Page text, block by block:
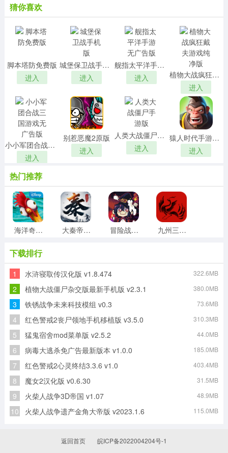
猜你喜欢
脚本塔防免费版
进入
城堡保卫战手机版
进入
舰指太平洋手游无广告版
进入
植物大战疯狂戴夫游戏纯净版
进入
小小军团合战三国游戏无广告版
进入
别惹恶魔2原版
进入
人类大战僵尸手游版
进入
猿人时代手游直装版
进入
热门推荐
海洋奇缘游戏无广告版 大秦帝国之纵横天下手游无广告版 冒险战记安卓免费版 九州三国志免费版
纵横三国自走棋游戏纯净版 少年三国志零官方正版
最强猎手折最新版 ArmySeed免费原版
下载排行
1 水浒寝取传汉化版 v1.8.474 322.6MB
2 植物大战僵尸杂交版最新手机版 v2.3.1 380.0MB
3 铁锈战争未来科技模组 v0.3 73.6MB
4 红色警戒2丧尸领地手机移植版 v3.5.0 310.3MB
5 猛鬼宿舍mod菜单版 v2.5.2 44.0MB
6 病毒大逃杀免广告最新版本 v1.0.0 185.0MB
7 红色警戒2心灵终结3.3.6 v1.0 403.4MB
8 魔女2汉化版 v0.6.30 31.5MB
9 火柴人战争3D帝国 v1.07 48.9MB
10 火柴人战争遗产金角大帝版 v2023.1.6 115.0MB
返回首页 皖ICP备2022004204号-1